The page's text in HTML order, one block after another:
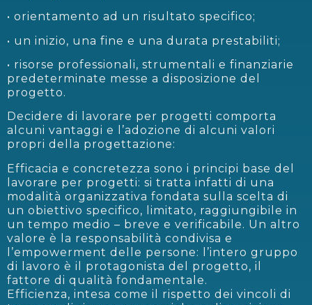
• orientamento ad un risultato specifico;
• un inizio, una fine e una durata prestabiliti;
• risorse professionali, strumentali e finanziarie
predeterminate messe a disposizione del
progetto.
Decidere di lavorare per progetti comporta
alcuni vantaggi e l’adozione di alcuni valori
propri della progettazione:
Efficacia e concretezza sono i principi base del
lavorare per progetti: si tratta infatti di una
modalità organizzativa fondata sulla scelta di
un obiettivo specifico, limitato, raggiungibile in
un tempo medio – breve e verificabile. Un altro
valore è la responsabilità condivisa e
l’empowerment delle persone: l’intero gruppo
di lavoro è il protagonista del progetto, il
fattore di qualità fondamentale.
Efficienza, intesa come il rispetto dei vincoli di